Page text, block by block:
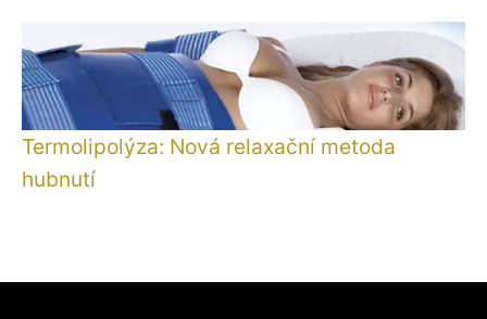
Termolipolýza: Nová relaxační metoda
hubnutí